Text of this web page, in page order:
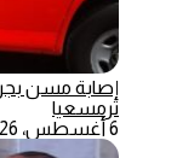
إصابة مسن
ترمسعيا
6 أغسطس، 2026